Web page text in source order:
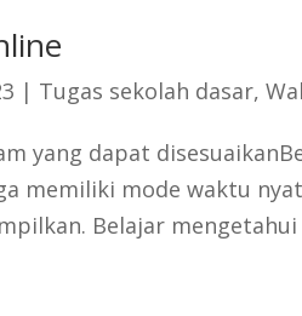
| Tugas sekolah dasar,
yang dapat
memiliki mode waktu
Belajar